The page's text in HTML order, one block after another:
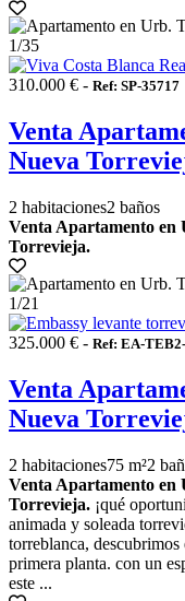
1/35
310.000 € - Ref: SP-35717
Venta
Nueva
2 habitaciones2 baños
Venta Apartamento
Torrevieja.
1/21
325.000 € - Ref: EA-
Venta
Nueva
2 habitaciones75 m²2
Venta Apartamento
Torrevieja. ¡qué
animada y soleada
torreblanca,
primera planta. con un
este ...